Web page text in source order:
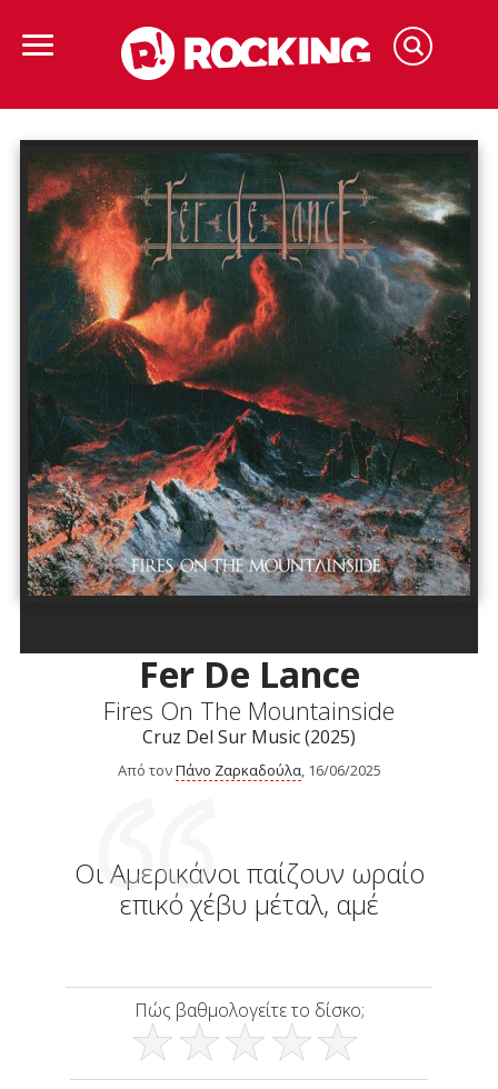
Fer De Lance
Fires On The Mountainside
Cruz Del Sur Music (2025)
Από τονΠάνο Ζαρκαδούλα, 16/06/2025
Οι Αμερικάνοι παίζουν ωραίο
επικό χέβυ μέταλ, αμέ
Πώς βαθμολογείτε το δίσκο;